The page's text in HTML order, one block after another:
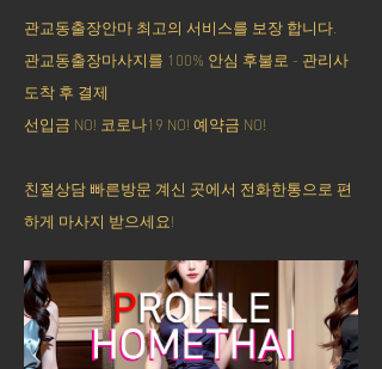
관교동출장안마 최고의 서비스를 보장 합니다.
관교동출장마사지를 100% 안심 후불로 - 관리사
도착 후 결제
선입금 NO! 코로나19 NO! 예약금 NO!
친절상담 빠른방문 계신 곳에서 전화한통으로 편
하게 마사지 받으세요!